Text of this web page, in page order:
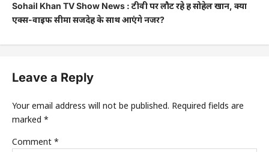
Sohail Khan TV Show News : टीवी पर लौट रहे हैं सोहेल खान, क्या
एक्स-वाइफ सीमा सजदेह के साथ आएंगे नजर?
Leave a Reply
Your email address will not be published. Required fields are
marked *
Comment *